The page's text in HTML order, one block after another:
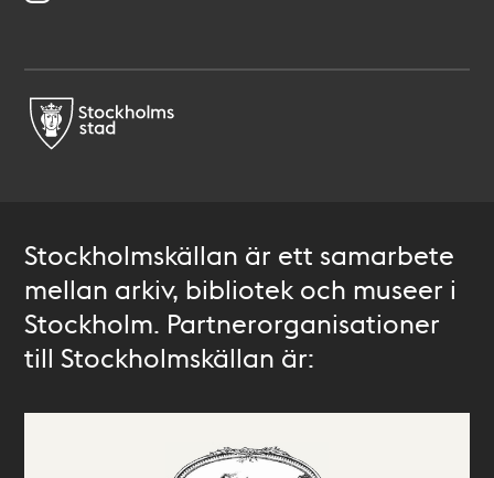
Stockholmskällan är ett samarbete
mellan arkiv, bibliotek och museer i
Stockholm. Partnerorganisationer
till Stockholmskällan är: